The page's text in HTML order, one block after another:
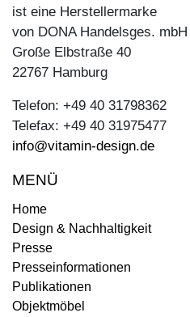
ist eine Herstellermarke
von DONA Handelsges. mbH
Große Elbstraße 40
22767 Hamburg
Telefon: +49 40 31798362
Telefax: +49 40 31975477
info@vitamin-design.de
MENÜ
Home
Design & Nachhaltigkeit
Presse
Presseinformationen
Publikationen
Objektmöbel